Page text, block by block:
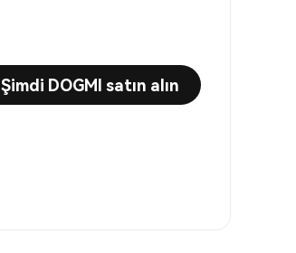
Şimdi DOGMI satın alın